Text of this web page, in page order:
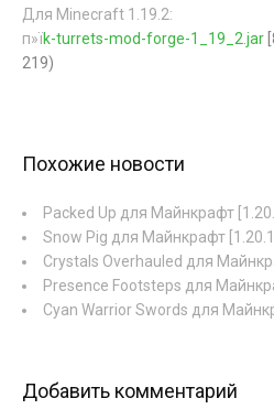
Для Minecraft 1.19.2:
п»їk-turrets-mod-forge-1_19_2.jar
219)
Похожие новости
Packed Up для Майнкрафт
Snow Pig для Майнкрафт
Crystals Overhauled для
Presence Footsteps для
Cyan Warrior Swords для
Добавить комментарий